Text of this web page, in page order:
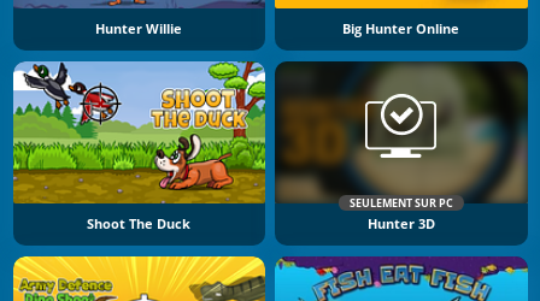
Hunter Willie Big Hunter Online
Shoot The Duck
SEULEMENT SUR PC
Hunter 3D